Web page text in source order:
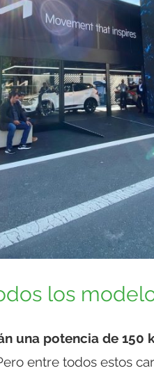
los
una potencia de 150
entre todos estos